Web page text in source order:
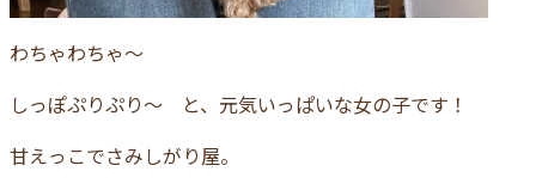
わちゃわちゃ～
しっぽぷりぷり～ と、元気いっぱいな女の子です！
甘えっこでさみしがり屋。